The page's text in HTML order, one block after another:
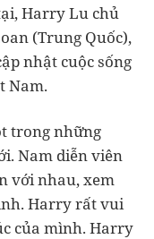
Harry Lu chủ
(Trung Quốc),
nhật cuộc sống
Nam.
trong những
Nam diễn viên
với nhau, xem
Harry rất vui
của mình. Harry